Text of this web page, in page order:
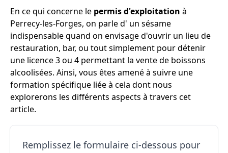
En ce qui concerne le permis d'exploitation à
Perrecy-les-Forges, on parle d' un sésame
indispensable quand on envisage d'ouvrir un lieu de
restauration, bar, ou tout simplement pour détenir
une licence 3 ou 4 permettant la vente de boissons
alcoolisées. Ainsi, vous êtes amené à suivre une
formation spécifique liée à cela dont nous
explorerons les différents aspects à travers cet
article.
Remplissez le formulaire ci-dessous pour